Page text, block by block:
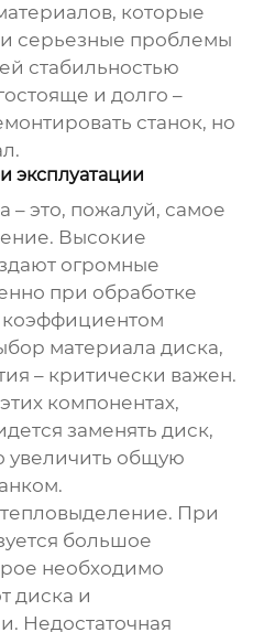
которые
серьезные проблемы
стабильностью
и долго –
станок, но
эксплуатации
– это, пожалуй, самое
Высокие
огромные
при обработке
материала диска,
– критически важен.
компонентах,
заменять диск,
увеличить общую
При
большое
необходимо
диска и
Недостаточная